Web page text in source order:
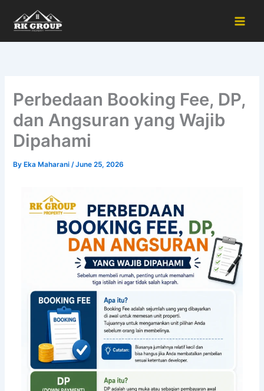
content
Perbedaan Booking Fee, DP,
dan Angsuran yang Wajib
Dipahami
By Eka Maharani/June 25, 2026